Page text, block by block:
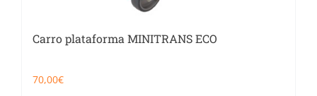
Carro plataforma MINITRANS ECO
70,00€